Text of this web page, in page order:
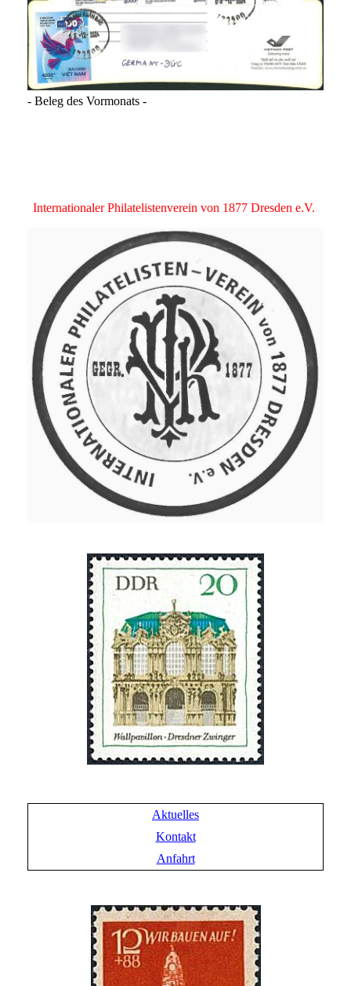
- Beleg des Vormonats -
Internationaler Philatelistenverein von 1877 Dresden e.V.
Aktuelles
Kontakt
Anfahrt